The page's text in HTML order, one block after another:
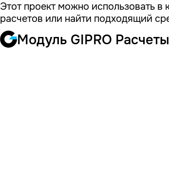
Этот проект можно использовать в
расчетов или найти подходящий
Модуль GIPRO Расчеты